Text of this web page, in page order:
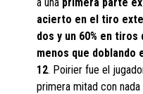
acierto en el tiro
dos y un 60% en
menos que doblando
12. Poirier fue el
primera mitad con